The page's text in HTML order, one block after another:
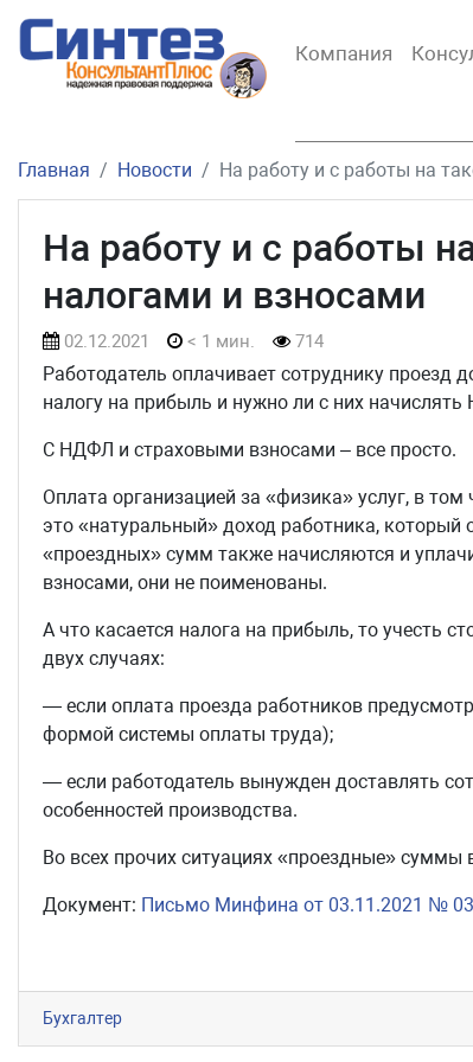
Компания
Главная Новости На работу и с работы на
На работу и с работы
налогами и взносами
02.12.2021 < 1 мин. 714
Работодатель оплачивает сотруднику
налогу на прибыль и нужно ли с них
С НДФЛ и страховыми взносами – все просто.
Оплата организацией за «физика» услуг, в
это «натуральный» доход работника,
«проездных» сумм также начисляются и
взносами, они не поименованы.
А что касается налога на прибыль, то учесть
двух случаях:
— если оплата проезда работников
формой системы оплаты труда);
— если работодатель вынужден доставлять
особенностей производства.
Во всех прочих ситуациях «проездные»
Документ: Письмо Минфина от 03.11.2021 №
Бухгалтер